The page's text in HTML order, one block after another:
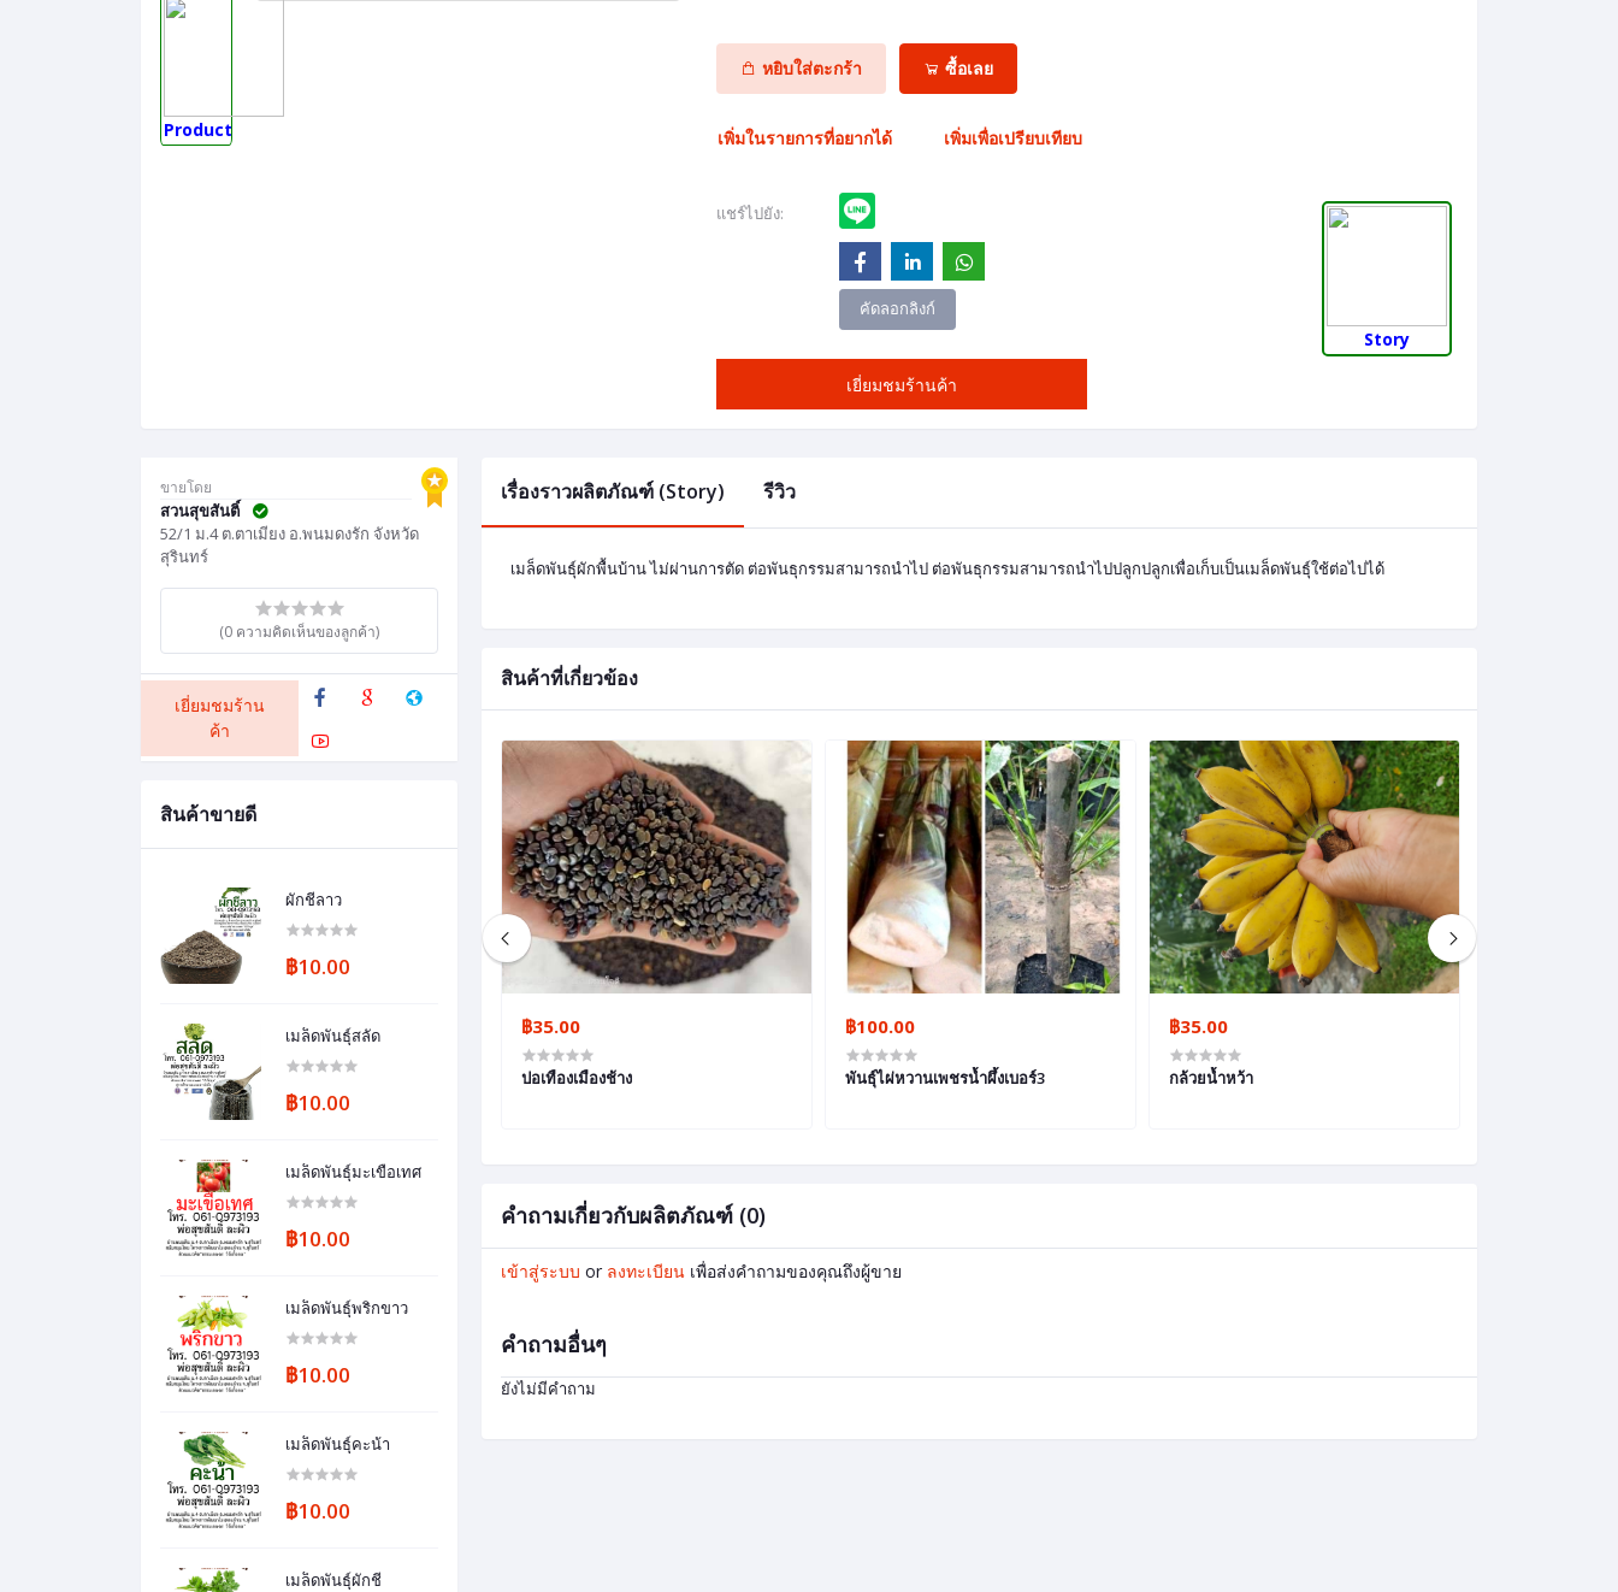
Product
หยิบใส่ตะกร้า ซื้อเลย
เพิ่มในรายการที่อยากได้ เพิ่มเพื่อเปรียบเทียบ
แชร์ไปยัง:
คัดลอกลิงก์
เยี่ยมชมร้านค้า
Story
ขายโดย
สวนสุขสันติ์
52/1 ม.4 ต.ตาเมียง อ.พนมดงรัก จังหวัด
สุรินทร์
(0 ความคิดเห็นของลูกค้า)
เยี่ยมชมร้าน
ค้า
สินค้าขายดี
ผักชีลาว
฿10.00
เมล็ดพันธุ์สลัด
฿10.00
เมล็ดพันธุ์มะเขือเทศ
฿10.00
เมล็ดพันธุ์พริกขาว
฿10.00
เมล็ดพันธุ์คะน้า
฿10.00
เมล็ดพันธุ์ผักชี
เรื่องราวผลิตภัณฑ์ (Story) รีวิว
เมล็ดพันธุ์ผักพื้นบ้าน ไม่ผ่านการตัด ต่อพันธุกรรมสามารถนำไป ต่อพันธุกรรมสามารถนำไปปลูกปลูกเพื่อเก็บเป็นเมล็ดพันธุ์ใช้ต่อไปได้
สินค้าที่เกี่ยวข้อง
฿2.00
อ้อยคั้นน้ำสุพรรณบุรี50
฿35.00
ปอเทืองเมืองช้าง
฿100.00
พันธุ์ไผ่หวานเพชรน้ำผึ้งเบอร์3
฿35.00
กล้วยน้ำหว้า
คำถามเกี่ยวกับผลิตภัณฑ์ (0)
เข้าสู่ระบบ or ลงทะเบียน เพื่อส่งคำถามของคุณถึงผู้ขาย
คำถามอื่นๆ
ยังไม่มีคำถาม